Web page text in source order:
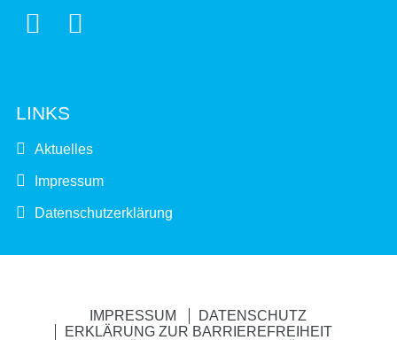
 
LINKS
Aktuelles
Impressum
Datenschutzerklärung
IMPRESSUM
DATENSCHUTZ
ERKLÄRUNG ZUR BARRIEREFREIHEIT